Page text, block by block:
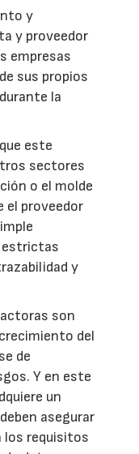
y
y proveedor
empresas
sus propios
la
este
sectores
o el molde
el proveedor
estrictas
y
son
del
de
Y en este
un
asegurar
los requisitos